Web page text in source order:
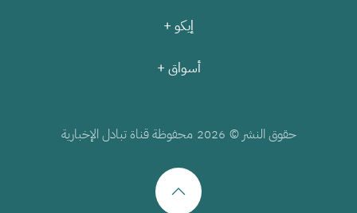
إيكو +
أسواق +
حقوق النشر © 2026 محفوظة قناة تبادل الإخبارية